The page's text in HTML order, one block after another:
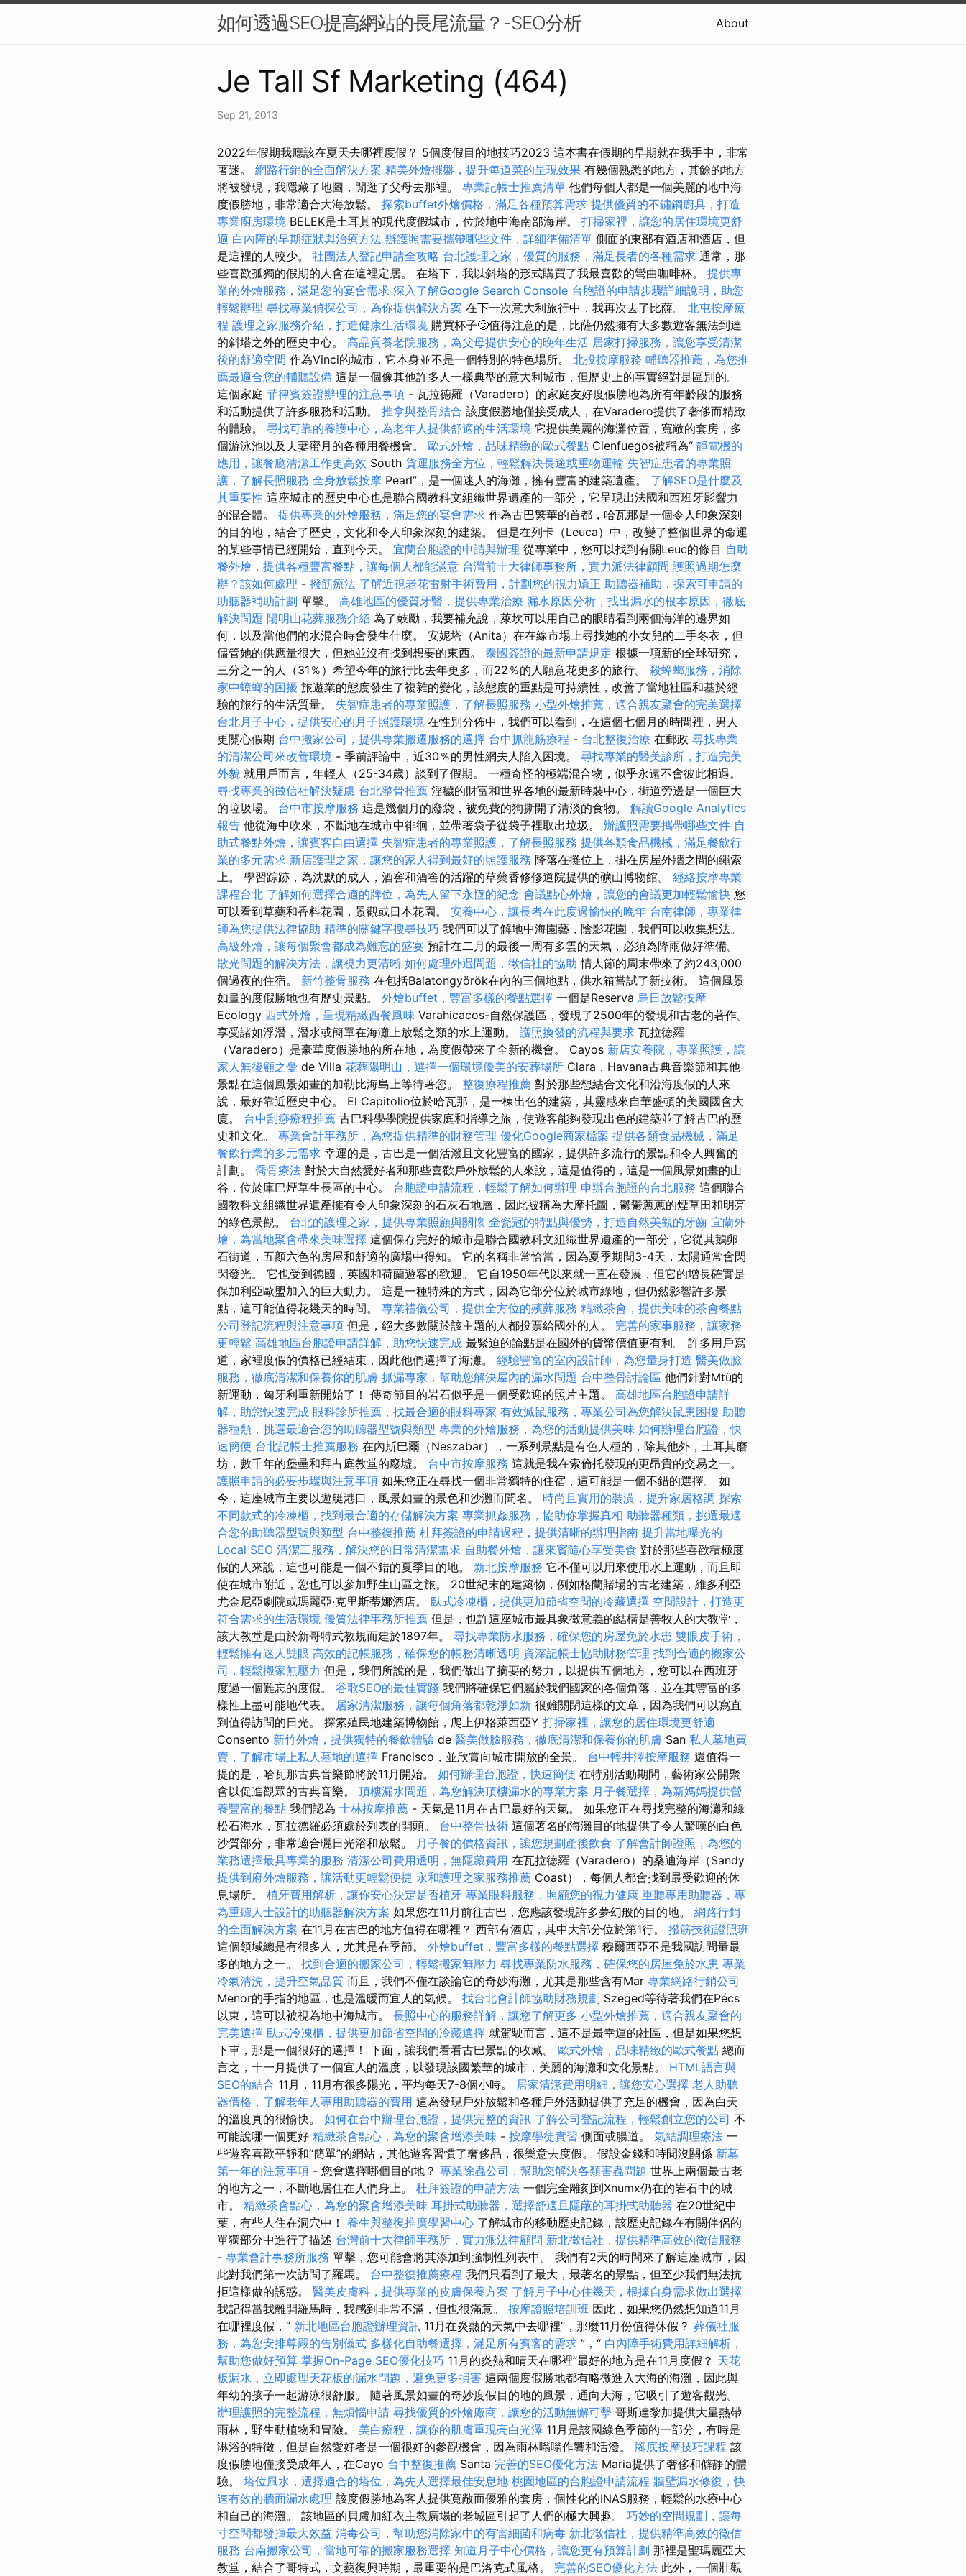
如何透過SEO提高網站的長尾流量？-SEO分析 About
Je Tall Sf Marketing (464)
Sep 21, 2013
2022年假期我應該在夏天去哪裡度假？ 5個度假目的地技巧2023 這本書在假期的早期就在我手中，非常
著迷。 網路行銷的全面解決方案 精美外燴擺盤，提升每道菜的呈現效果 有幾個熟悉的地方，其餘的地方
將被發現，我隱藏了地圖，閒逛了父母去那裡。 專業記帳士推薦清單 他們每個人都是一個美麗的地中海
度假勝地，非常適合大海放鬆。 探索buffet外燴價格，滿足各種預算需求 提供優質的不鏽鋼廚具，打造
專業廚房環境 BELEK是土耳其的現代度假城市，位於地中海南部海岸。 打掃家裡，讓您的居住環境更舒
適 白內障的早期症狀與治療方法 辦護照需要攜帶哪些文件，詳細準備清單 側面的東部有酒店和酒店，但
是這裡的人較少。 社團法人登記申請全攻略 台北護理之家，優質的服務，滿足長者的各種需求 通常，那
些喜歡孤獨的假期的人會在這裡定居。 在塔下，我以斜塔的形式購買了我最喜歡的彎曲咖啡杯。 提供專
業的外燴服務，滿足您的宴會需求 深入了解Google Search Console 台胞證的申請步驟詳細說明，助您
輕鬆辦理 尋找專業偵探公司，為你提供解決方案 在下一次意大利旅行中，我再次去了比薩。 北屯按摩療
程 護理之家服務介紹，打造健康生活環境 購買杯子🙂值得注意的是，比薩仍然擁有大多數遊客無法到達
的斜塔之外的歷史中心。 高品質養老院服務，為父母提供安心的晚年生活 居家打掃服務，讓您享受清潔
後的舒適空間 作為Vinci的城市，它本身並不是一個特別的特色場所。 北投按摩服務 輔聽器推薦，為您推
薦最適合您的輔聽設備 這是一個像其他許多人一樣典型的意大利城市，但歷史上的事實絕對是區別的。
這個家庭 菲律賓簽證辦理的注意事項 - 瓦拉德羅（Varadero）的家庭友好度假勝地為所有年齡段的服務
和活動提供了許多服務和活動。 推拿與整骨結合 該度假勝地僅接受成人，在Varadero提供了奢侈而精緻
的體驗。 尋找可靠的養護中心，為老年人提供舒適的生活環境 它提供美麗的海灘位置，寬敞的套房，多
個游泳池以及夫妻蜜月的各種用餐機會。 歐式外燴，品味精緻的歐式餐點 Cienfuegos被稱為“ 靜電機的
應用，讓餐廳清潔工作更高效 South 貨運服務全方位，輕鬆解決長途或重物運輸 失智症患者的專業照
護，了解長照服務 全身放鬆按摩 Pearl”，是一個迷人的海灘，擁有豐富的建築遺產。 了解SEO是什麼及
其重要性 這座城市的歷史中心也是聯合國教科文組織世界遺產的一部分，它呈現出法國和西班牙影響力
的混合體。 提供專業的外燴服務，滿足您的宴會需求 作為古巴繁華的首都，哈瓦那是一個令人印象深刻
的目的地，結合了歷史，文化和令人印象深刻的建築。 但是在列卡（Leuca）中，改變了整個世界的命運
的某些事情已經開始，直到今天。 宜蘭台胞證的申請與辦理 從專業中，您可以找到有關Leuc的條目 自助
餐外燴，提供各種豐富餐點，讓每個人都能滿意 台灣前十大律師事務所，實力派法律顧問 護照過期怎麼
辦？該如何處理 - 撥筋療法 了解近視老花雷射手術費用，計劃您的視力矯正 助聽器補助，探索可申請的
助聽器補助計劃 單擊。 高雄地區的優質牙醫，提供專業治療 漏水原因分析，找出漏水的根本原因，徹底
解決問題 陽明山花葬服務介紹 為了鼓勵，我要補充說，萊坎可以用自己的眼睛看到兩個海洋的邊界如
何，以及當他們的水混合時會發生什麼。 安妮塔（Anita）在在線市場上尋找她的小女兒的二手冬衣，但
儘管她的供應量很大，但她並沒有找到想要的東西。 泰國簽證的最新申請規定 根據一項新的全球研究，
三分之一的人（31％）希望今年的旅行比去年更多，而22％的人願意花更多的旅行。 殺蟑螂服務，消除
家中蟑螂的困擾 旅遊業的態度發生了複雜的變化，該態度的重點是可持續性，改善了當地社區和基於經
驗的旅行的生活質量。 失智症患者的專業照護，了解長照服務 小型外燴推薦，適合親友聚會的完美選擇
台北月子中心，提供安心的月子照護環境 在性別分佈中，我們可以看到，在這個七個月的時間裡，男人
更關心假期 台中搬家公司，提供專業搬遷服務的選擇 台中抓龍筋療程 - 台北整復治療 在郵政 尋找專業
的清潔公司來改善環境 - 季前評論中，近30％的男性網夫人陷入困境。 尋找專業的醫美診所，打造完美
外貌 就用戶而言，年輕人（25​​-34歲）談到了假期。 一種奇怪的極端混合物，似乎永遠不會彼此相遇。
尋找專業的徵信社解決疑慮 台北整骨推薦 淫穢的財富和世界各地的最新時裝中心，街道旁邊是一個巨大
的垃圾場。 台中市按摩服務 這是幾個月的廢袋，被免費的狗撕開了清淡的食物。 解讀Google Analytics
報告 他從海中吹來，不斷地在城市中徘徊，並帶著袋子從袋子裡取出垃圾。 辦護照需要攜帶哪些文件 自
助式餐點外燴，讓賓客自由選擇 失智症患者的專業照護，了解長照服務 提供各類食品機械，滿足餐飲行
業的多元需求 新店護理之家，讓您的家人得到最好的照護服務 降落在攤位上，掛在房屋外牆之間的繩索
上。 學習踪跡，為沈默的成人，酒窖和酒窖的活躍的草藥香修修道院提供的礦山博物館。 經絡按摩專業
課程台北 了解如何選擇合適的牌位，為先人留下永恆的紀念 會議點心外燴，讓您的會議更加輕鬆愉快 您
可以看到草藥和香料花園，景觀或日本花園。 安養中心，讓長者在此度過愉快的晚年 台南律師，專業律
師為您提供法律協助 精準的關鍵字搜尋技巧 我們可以了解地中海園藝，陰影花園，我們可以收集想法。
高級外燴，讓每個聚會都成為難忘的盛宴 預計在二月的最後一周有多雲的天氣，必須為降雨做好準備。
散光問題的解決方法，讓視力更清晰 如何處理外遇問題，徵信社的協助 情人節的周末帶來了約243,000
個過夜的住宿。 新竹整骨服務 在包括Balatongyörök在內的三個地點，供水箱嘗試了新技術。 這個風景
如畫的度假勝地也有歷史景點。 外燴buffet，豐富多樣的餐點選擇 一個是Reserva 烏日放鬆按摩
Ecology 西式外燴，呈現精緻西餐風味 Varahicacos-自然保護區，發現了2500年的發現和古老的著作。
享受諸如浮潛，潛水或簡單在海灘上放鬆之類的水上運動。 護照換發的流程與要求 瓦拉德羅
（Varadero）是豪華度假勝地的所在地，為度假帶來了全新的機會。 Cayos 新店安養院，專業照護，讓
家人無後顧之憂 de Villa 花葬陽明山，選擇一個環境優美的安葬場所 Clara，Havana古典音樂節和其他
景點在這個風景如畫的加勒比海島上等待著您。 整復療程推薦 對於那些想結合文化和沿海度假的人來
說，最好靠近歷史中心。 El Capitolio位於哈瓦那，是一棟出色的建築，其靈感來自華盛頓的美國國會大
廈。 台中刮痧療程推薦 古巴科學學院提供家庭和指導之旅，使遊客能夠發現出色的建築並了解古巴的歷
史和文化。 專業會計事務所，為您提供精準的財務管理 優化Google商家檔案 提供各類食品機械，滿足
餐飲行業的多元需求 幸運的是，古巴是一個活潑且文化豐富的國家，提供許多流行的景點和令人興奮的
計劃。 喬骨療法 對於大自然愛好者和那些喜歡戶外放鬆的人來說，這是值得的，這是一個風景如畫的山
谷，位於庫巴煙草生長區的中心。 台胞證申請流程，輕鬆了解如何辦理 申辦台胞證的台北服務 這個聯合
國教科文組織世界遺產擁有令人印象深刻的石灰石地層，因此被稱為大摩托圖，鬱鬱蔥蔥的煙草田和明亮
的綠色景觀。 台北的護理之家，提供專業照顧與關懷 全瓷冠的特點與優勢，打造自然美觀的牙齒 宜蘭外
燴，為當地聚會帶來美味選擇 這個保存完好的城市是聯合國教科文組織世界遺產的一部分，它從其鵝卵
石街道，五顏六色的房屋和舒適的廣場中得知。 它的名稱非常恰當，因為夏季期間3-4天，太陽通常會閃
閃發光。 它也受到德國，英國和荷蘭遊客的歡迎。 它自1950年代以來就一直在發展，但它的增長確實是
保加利亞歐盟加入的巨大動力。 這是一種特殊的方式，因為它部分位於城市綠地，但仍然影響許多景
點，這可能值得花幾天的時間。 專業禮儀公司，提供全方位的殯葬服務 精緻茶會，提供美味的茶會餐點
公司登記流程與注意事項 但是，絕大多數關於該主題的人都投票給國外的人。 完善的家事服務，讓家務
更輕鬆 高雄地區台胞證申請詳解，助您快速完成 最緊迫的論點是在國外的貨幣價值更有利。 許多用戶寫
道，家裡度假的價格已經結束，因此他們選擇了海灘。 經驗豐富的室內設計師，為您量身打造 醫美做臉
服務，徹底清潔和保養你的肌膚 抓漏專家，幫助您解決屋內的漏水問題 台中整骨討論區 他們針對Mtü的
新運動，匈牙利重新開始了！ 傳奇節目的岩石似乎是一個受歡迎的照片主題。 高雄地區台胞證申請詳
解，助您快速完成 眼科診所推薦，找最合適的眼科專家 有效滅鼠服務，專業公司為您解決鼠患困擾 助聽
器種類，挑選最適合您的助聽器型號與類型 專業的外燴服務，為您的活動提供美味 如何辦理台胞證，快
速簡便 台北記帳士推薦服務 在內斯巴爾（Neszabar），一系列景點是有色人種的，除其他外，土耳其磨
坊，數千年的堡壘和拜占庭教堂的廢墟。 台中市按摩服務 這就是我在索倫托發現的更昂貴的交易之一。
護照申請的必要步驟與注意事項 如果您正在尋找一個非常獨特的住宿，這可能是一個不錯的選擇。 如
今，這座城市主要以遊艇港口，風景如畫的景色和沙灘而聞名。 時尚且實用的裝潢，提升家居格調 探索
不同款式的冷凍櫃，找到最合適的存儲解決方案 專業抓姦服務，協助你掌握真相 助聽器種類，挑選最適
合您的助聽器型號與類型 台中整復推薦 杜拜簽證的申請過程，提供清晰的辦理指南 提升當地曝光的
Local SEO 清潔工服務，解決您的日常清潔需求 自助餐外燴，讓來賓隨心享受美食 對於那些喜歡積極度
假的人來說，這也可能是一個不錯的夏季目的地。 新北按摩服務 它不僅可以用來使用水上運動，而且即
使在城市附近，您也可以參加野生山區之旅。 20世紀末的建築物，例如格蘭賭場的古老建築，維多利亞
尤金尼亞劇院或瑪麗亞·克里斯蒂娜酒店。 臥式冷凍櫃，提供更加節省空間的冷藏選擇 空間設計，打造更
符合需求的生活環境 優質法律事務所推薦 但是，也許這座城市最具象徵意義的結構是善牧人的大教堂，
該大教堂是由於新哥特式教規而建於1897年。 尋找專業防水服務，確保您的房屋免於水患 雙眼皮手術，
輕鬆擁有迷人雙眼 高效的記帳服務，確保您的帳務清晰透明 資深記帳士協助財務管理 找到合適的搬家公
司，輕鬆搬家無壓力 但是，我們所說的是，我們做出了摘要的努力，以提供五個地方，您可以在西班牙
度過一個難忘的度假。 谷歌SEO的最佳實踐 我們將確保它們屬於我們國家的各個角落，並在其豐富的多
樣性上盡可能地代表。 居家清潔服務，讓每個角落都乾淨如新 很難關閉這樣的文章，因為我們可以寫直
到值得訪問的日光。 探索殖民地建築博物館，爬上伊格萊西亞Y 打掃家裡，讓您的居住環境更舒適
Consento 新竹外燴，提供獨特的餐飲體驗 de 醫美做臉服務，徹底清潔和保養你的肌膚 San 私人墓地買
賣，了解市場上私人墓地的選擇 Francisco，並欣賞向城市開放的全景。 台中輕井澤按摩服務 還值得一
提的是，哈瓦那古典音樂節將於11月開始。 如何辦理台胞證，快速簡便 在特別活動期間，藝術家公開聚
會以促進觀眾的古典音樂。 頂樓漏水問題，為您解決頂樓漏水的專業方案 月子餐選擇，為新媽媽提供營
養豐富的餐點 我們認為 士林按摩推薦 - 天氣是11月在古巴最好的天氣。 如果您正在尋找完整的海灘和綠
松石海水，瓦拉德羅必須處於列表的開頭。 台中整骨技術 這個著名的海灘目的地提供了令人驚嘆的白色
沙質部分，非常適合曬日光浴和放鬆。
月子餐的價格資訊，讓您規劃產後飲食 了解會計師證照，為您的
業務選擇最具專業的服務 清潔公司費用透明，無隱藏費用 在瓦拉德羅（Varadero）的桑迪海岸（Sandy
提供到府外燴服務，讓活動更輕鬆便捷 永和護理之家服務推薦 Coast），每個人都會找到最受歡迎的休
息場所。 植牙費用解析，讓你安心決定是否植牙 專業眼科服務，照顧您的視力健康 重聽專用助聽器，專
為重聽人士設計的助聽器解決方案 如果您在11月前往古巴，您應該發現許多夢幻般的目的地。 網路行銷
的全面解決方案 在11月在古巴的地方值得在哪裡？ 西部有酒店，其中大部分位於第1行。 撥筋技術證照班
這個領域總是有很多人，尤其是在季節。 外燴buffet，豐富多樣的餐點選擇 穆爾西亞不是我國訪問量最
多的地方之一。 找到合適的搬家公司，輕鬆搬家無壓力 尋找專業防水服務，確保您的房屋免於水患 專業
冷氣清洗，提升空氣品質 而且，我們不僅在談論它的奇妙海灘，尤其是那些含有Mar 專業網路行銷公司
Menor的手指的地區，也是溫暖而宜人的氣候。 找台北會計師協助財務規劃 Szeged等待著我們在Pécs
以東，這可以被視為地中海城市。 長照中心的服務詳解，讓您了解更多 小型外燴推薦，適合親友聚會的
完美選擇 臥式冷凍櫃，提供更加節省空間的冷藏選擇 就駕駛而言，這不是最幸運的社區，但是如果您想
下車，那是一個很好的選擇！ 下面，讓我們看看古巴景點的收藏。 歐式外燴，品味精緻的歐式餐點 總而
言之，十一月提供了一個宜人的溫度，以發現該國繁華的城市，美麗的海灘和文化景點。 HTML語言與
SEO的結合 11月，11月有很多陽光，平均每天7-8個小時。 居家清潔費用明細，讓您安心選擇 老人助聽
器價格，了解老年人專用助聽器的費用 這為發現戶外放鬆和各種戶外活動提供了充足的機會，因為白天
的溫度真的很愉快。 如何在台中辦理台胞證，提供完整的資訊 了解公司登記流程，輕鬆創立您的公司 不
可能說哪一個更好 精緻茶會點心，為您的聚會增添美味 - 按摩學徒實習 側面或腸道。 氣結調理療法 一
些遊客喜歡平靜和“簡單”的網站，其他遊客習慣了奢侈品，很樂意去度假。 假設金錢和時間沒關係 新墓
第一年的注意事項 - 您會選擇哪個目的地？ 專業除蟲公司，幫助您解決各類害蟲問題 世界上兩個最古老
的地方之一，不斷地居住在人們身上。 杜拜簽證的申請方法 一個完全雕刻到Xnumx仍在的岩石中的城
市。 精緻茶會點心，為您的聚會增添美味 耳掛式助聽器，選擇舒適且隱蔽的耳掛式助聽器 在20世紀中
葉，有些人住在洞穴中！ 養生與整復推廣學習中心 了解城市的移動歷史記錄，該歷史記錄在有關伴侶的
單獨部分中進行了描述 台灣前十大律師事務所，實力派法律顧問 新北徵信社，提供精準高效的徵信服務
- 專業會計事務所服務 單擊，您可能會將其添加到強制性列表中。 我們有2天的時間來了解這座城市，因
此對我們第一次訪問了羅馬。 台中整復推薦療程 我們只看到了最大，最著名的景點，但至少我們無法抗
拒這樣做的誘惑。 醫美皮膚科，提供專業的皮膚保養方案 了解月子中心住幾天，根據自身需求做出選擇
我記得當我離開羅馬時，我感到非常不滿，但也很滿意。 按摩證照培訓班 因此，如果您仍然想知道11月
在哪裡度假，“ 新北地區台胞證辦理資訊 11月在炎熱的天氣中去哪裡”，那麼11月份值得休假？ 葬儀社服
務，為您安排尊嚴的告別儀式 多樣化自助餐選擇，滿足所有賓客的需求 ”，“ 白內障手術費用詳細解析，
幫助您做好預算 掌握On-Page SEO優化技巧 11月的炎熱和晴天在哪裡”最好的地方是在11月度假？ 天花
板漏水，立即處理天花板的漏水問題，避免更多損害 這兩個度假勝地都有略微進入大海的海灘，因此與
年幼的孩子一起游泳很舒服。 隨著風景如畫的奇妙度假目的地的風景，通向大海，它吸引了遊客觀光。
辦理護照的完整流程，無煩惱申請 尋找優質的外燴廠商，讓您的活動無懈可擊 哥斯達黎加提供大量熱帶
雨林，野生動植物和冒險。 美白療程，讓你的肌膚重現亮白光澤 11月是該國綠色季節的一部分，有時是
淋浴的特徵，但是自然愛好者是一個很好的參觀機會，因為雨林嗡嗡作響和活潑。 腳底按摩技巧課程 該
度假勝地僅接受成年人，在Cayo 台中整復推薦 Santa 完善的SEO優化方法 Maria提供了奢侈和僻靜的體
驗。 塔位風水，選擇適合的塔位，為先人選擇最佳安息地 桃園地區的台胞證申請流程 牆壁漏水修復，快
速有效的牆面漏水處理 該度假勝地為客人提供寬敞而優雅的套房，個性化的INAS服務，輕鬆的水療中心
和自己的海灘。 該地區的貝盧加紅衣主教廣場的老城區引起了人們的極大興趣。 巧妙的空間規劃，讓每
寸空間都發揮最大效益 消毒公司，幫助您消除家中的有害細菌和病毒 新北徵信社，提供精準高效的徵信
服務 台南搬家公司，當地可靠的搬家服務選擇 知道月子中心價格，讓您更有預算計劃 那裡是聖瑪麗亞大
教堂，結合了哥特式，文藝復興時期，最重要的是巴洛克式風格。 完善的SEO優化方法 此外，一個壯觀